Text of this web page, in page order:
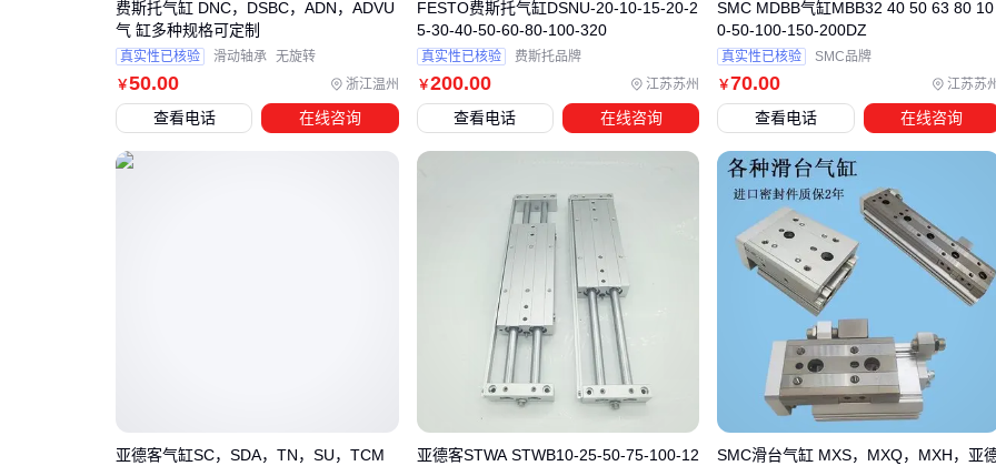
装不当导致的支撑力不均问题。
安全防护装备同样不可忽视。操作时应佩戴
装过程中可能产生的金属碎屑或高压气体伤害眼睛。
润滑脂
；在高温环境下，则需要选
择耐高温的阻尼油
五、气缸支撑杆安装维护容易被忽视的5个细节
安装气缸支撑杆时，首先要确保安装面的平整度和清洁度。任
何微小的不平整都可能导致支撑力分布不均，长期使用后可能
造成设备变形或支撑失效。
定期检查是确保支撑系统长期稳定运行的关键：
每月检查一次固定螺栓的紧固状态
￥50.00 浙江温州
费斯托气缸 DNC，DSBC，ADN，ADVU
气 缸多种规格可定制
真实性已核验 滑动轴承 无旋转
查看电话 在线咨询
￥200.00 江苏苏州
FESTO费斯托气缸DSNU-20-10-15-20-2
5-30-40-50-60-80-100-320
真实性已核验 费斯托品牌
查看电话 在线咨询
￥70.00 江苏苏
SMC MDBB气缸MBB32 40 50 63 80 10
0-50-100-150-200DZ
真实性已核验 SMC品牌
查看电话 在线咨询
亚德客气缸SC，SDA，TN，SU，TCM
亚德客STWA STWB10-25-50-75-100-12
SMC滑台气缸 MXS，MXQ，MXH，亚